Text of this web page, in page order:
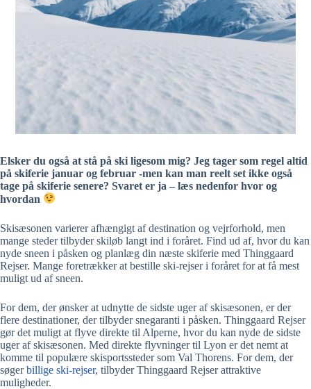
Elsker du også at stå på ski ligesom mig? Jeg tager som regel altid
på skiferie januar og februar -men kan man reelt set ikke også
tage på skiferie senere? Svaret er ja – læs nedenfor hvor og
hvordan
Skisæsonen varierer afhængigt af destination og vejrforhold, men
mange steder tilbyder skiløb langt ind i foråret. Find ud af, hvor du kan
nyde sneen i påsken og planlæg din næste skiferie med Thinggaard
Rejser. Mange foretrækker at bestille ski-rejser i foråret for at få mest
muligt ud af sneen.
For dem, der ønsker at udnytte de sidste uger af skisæsonen, er der
flere destinationer, der tilbyder snegaranti i påsken. Thinggaard Rejser
gør det muligt at flyve direkte til Alperne, hvor du kan nyde de sidste
uger af skisæsonen. Med direkte flyvninger til Lyon er det nemt at
komme til populære skisportssteder som Val Thorens. For dem, der
søgerbillige ski-rejser, tilbyder Thinggaard Rejser attraktive
muligheder.